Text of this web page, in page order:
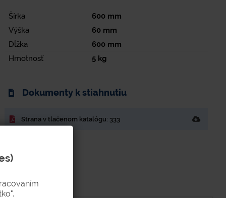
Šírka 600 mm
Výška
60 mm
Dĺžka
600 mm
Hmotnosť
5 kg
Dokumenty k stiahnutiu
Strana v tlačenom katalógu: 333